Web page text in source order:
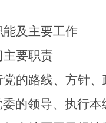
及主要工作
主要职责
党的路线、方针
的领导、执行